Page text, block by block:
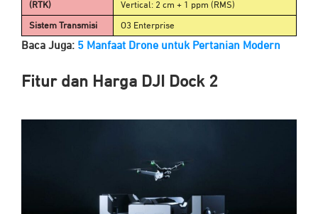
(RTK)
Vertical: 2 cm + 1 ppm (RMS)
Sistem Transmisi O3 Enterprise
Baca Juga: 5 Manfaat Drone untuk Pertanian Modern
Fitur dan Harga DJI Dock 2